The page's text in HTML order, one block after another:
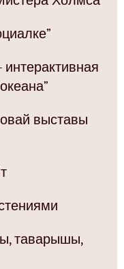
выставы
таварышы,